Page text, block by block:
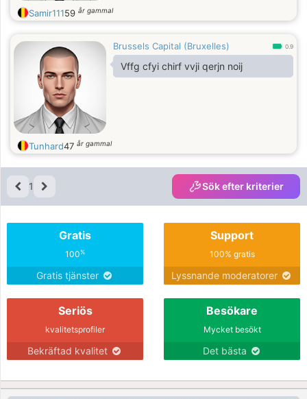
Samir11159 år gammal
Brussels Capital (Bruxelles) 0.9
Vffg cfyi chirf vvji qerjn noij
Tunhard47 år gammal
1 Sök efter kriterier
Gratis
100%
Gratis tjänster
Support
100% gratis
Lyssnande moderatorer
Seriös
kvalitetsprofiler
Bekräftad kvalitet
Besökare
Mycket besökt
Det bästa